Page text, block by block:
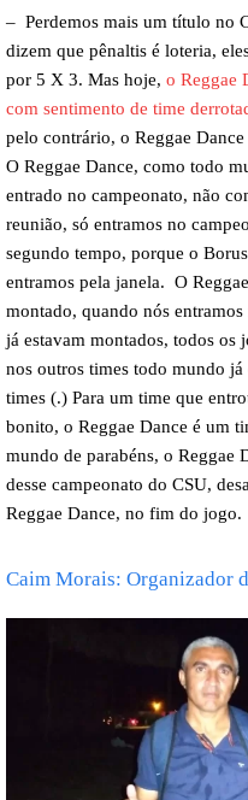
– Perdemos mais um título no
dizem que pênaltis é loteria,
por 5 X 3. Mas hoje, o Reggae
com sentimento de time
pelo contrário, o Reggae
O Reggae Dance, como todo
entrado no campeonato, não
reunião, só entramos no
segundo tempo, porque o
entramos pela janela. O
montado, quando nós
já estavam montados, todos
nos outros times todo mundo
times (.) Para um time que
bonito, o Reggae Dance é um
mundo de parabéns, o Reggae
desse campeonato do CSU,
Reggae Dance, no fim do jogo.
Caim Morais: Organizador